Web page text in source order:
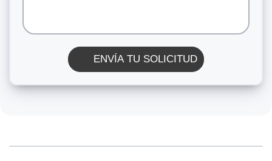
ENVÍA TU SOLICITUD